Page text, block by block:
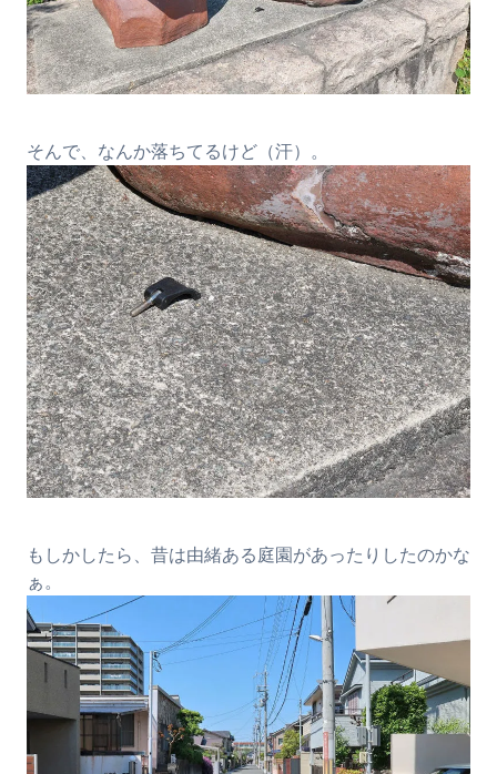
そんで、なんか落ちてるけど（汗）。
もしかしたら、昔は由緒ある庭園があったりしたのかな
ぁ。